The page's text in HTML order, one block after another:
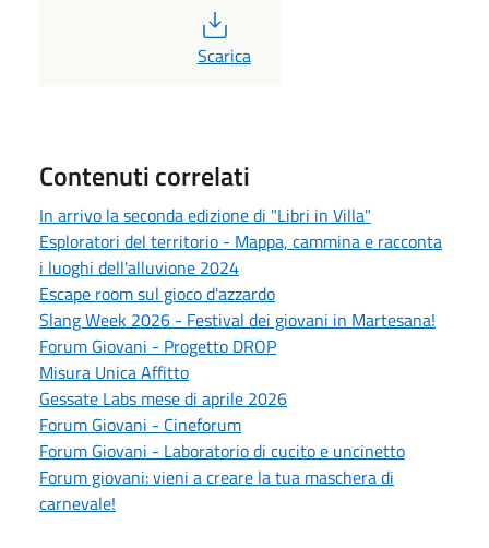
PDF
Scarica
Contenuti correlati
In arrivo la seconda edizione di "Libri in Villa"
Esploratori del territorio - Mappa, cammina e racconta
i luoghi dell'alluvione 2024
Escape room sul gioco d'azzardo
Slang Week 2026 - Festival dei giovani in Martesana!
Forum Giovani - Progetto DROP
Misura Unica Affitto
Gessate Labs mese di aprile 2026
Forum Giovani - Cineforum
Forum Giovani - Laboratorio di cucito e uncinetto
Forum giovani: vieni a creare la tua maschera di
carnevale!